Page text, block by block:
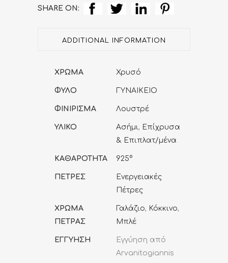
και
quantity
SHARE ON:
ADDITIONAL INFORMATION
ΧΡΩΜΑ Χρυσό
ΦΥΛΟ ΓΥΝΑΙΚΕΙΟ
ΦΙΝΙΡΙΣΜΑ Λουστρέ
ΥΛΙΚΟ Ασήμι, Επίχρυσα
& Επιπλατ/μένα
ΚΑΘΑΡΟΤΗΤΑ 925°
ΠΕΤΡΕΣ
Ενεργειακές
Πέτρες
ΧΡΩΜΑ
ΠΕΤΡΑΣ
Γαλάζιο, Κόκκινο,
Μπλέ
ΕΓΓΥΗΣΗ
Εγγύηση από
Arvanitogiannis